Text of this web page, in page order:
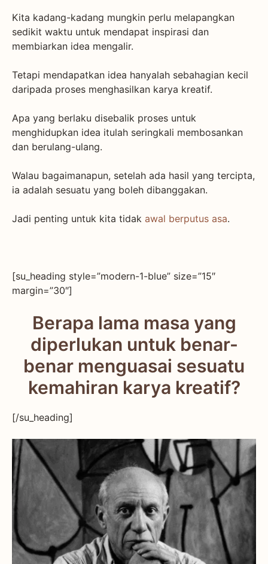
Kita kadang-kadang mungkin perlu melapangkan
sedikit waktu untuk mendapat inspirasi dan
membiarkan idea mengalir.
Tetapi mendapatkan idea hanyalah sebahagian kecil
daripada proses menghasilkan karya kreatif.
Apa yang berlaku disebalik proses untuk
menghidupkan idea itulah seringkali membosankan
dan berulang-ulang.
Walau bagaimanapun, setelah ada hasil yang tercipta,
ia adalah sesuatu yang boleh dibanggakan.
Jadi penting untuk kita tidak awal berputus asa.
[su_heading style=”modern-1-blue” size=”15″
margin=”30″]
Berapa lama masa yang
diperlukan untuk benar-
benar menguasai sesuatu
kemahiran karya kreatif?
[/su_heading]